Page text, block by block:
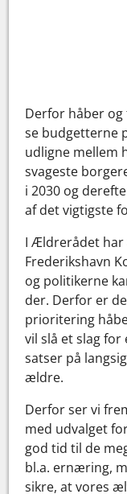
Derfor håber
se budgetterne
udligne mellem
svageste
i 2030 og
af det vigtigste
I Ældrerådet har
Frederikshavn
og politikerne
der. Derfor er
prioritering
vil slå et slag
satser på
ældre.
Derfor ser vi
med udvalget
god tid til de
bl.a. ernæring,
sikre, at vores